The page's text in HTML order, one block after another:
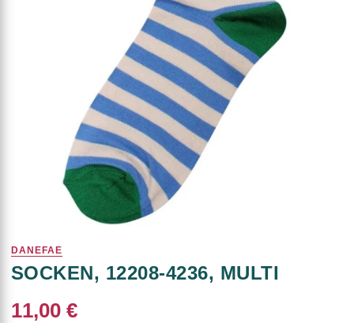
DANEFAE
SOCKEN, 12208-4236, MULTI
11,00 €